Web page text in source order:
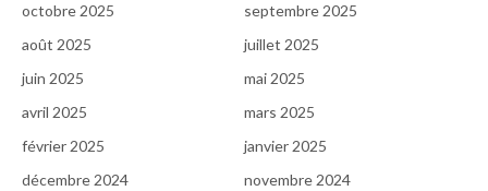
octobre 2025
septembre 2025
août 2025
juillet 2025
juin 2025
mai 2025
avril 2025
mars 2025
février 2025
janvier 2025
décembre 2024
novembre 2024